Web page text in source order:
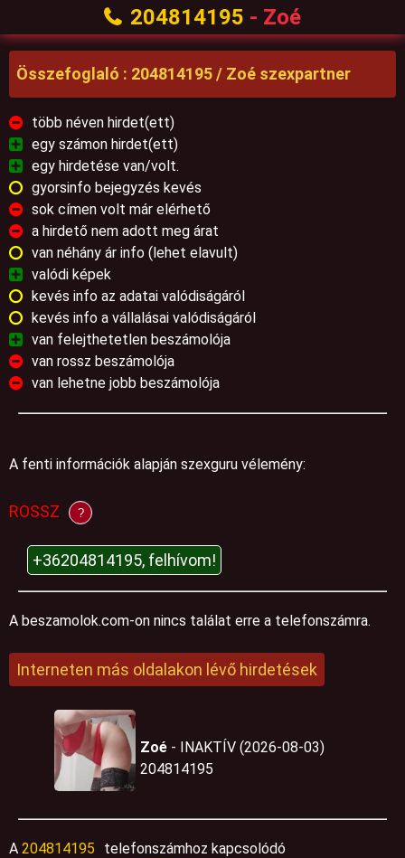
204814195 - Zoé
Összefoglaló : 204814195 / Zoé szexpartner
több néven hirdet(ett)
egy számon hirdet(ett)
egy hirdetése van/volt.
gyorsinfo bejegyzés kevés
sok címen volt már elérhető
a hirdető nem adott meg árat
van néhány ár info (lehet elavult)
valódi képek
kevés info az adatai valódiságáról
kevés info a vállalásai valódiságáról
van felejthetetlen beszámolója
van rossz beszámolója
van lehetne jobb beszámolója
A fenti információk alapján szexguru vélemény:
ROSSZ ?
+36204814195, felhívom!
A beszamolok.com-on nincs találat erre a telefonszámra.
Interneten más oldalakon lévő hirdetések
Zoé - INAKTÍV (2026-08-03)
204814195
A 204814195
telefonszámhoz kapcsolódó